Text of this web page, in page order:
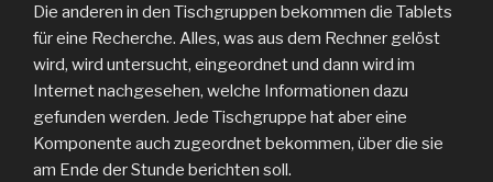
Die anderen in den Tischgruppen bekommen die Tablets
für eine Recherche. Alles, was aus dem Rechner gelöst
wird, wird untersucht, eingeordnet und dann wird im
Internet nachgesehen, welche Informationen dazu
gefunden werden. Jede Tischgruppe hat aber eine
Komponente auch zugeordnet bekommen, über die sie
am Ende der Stunde berichten soll.